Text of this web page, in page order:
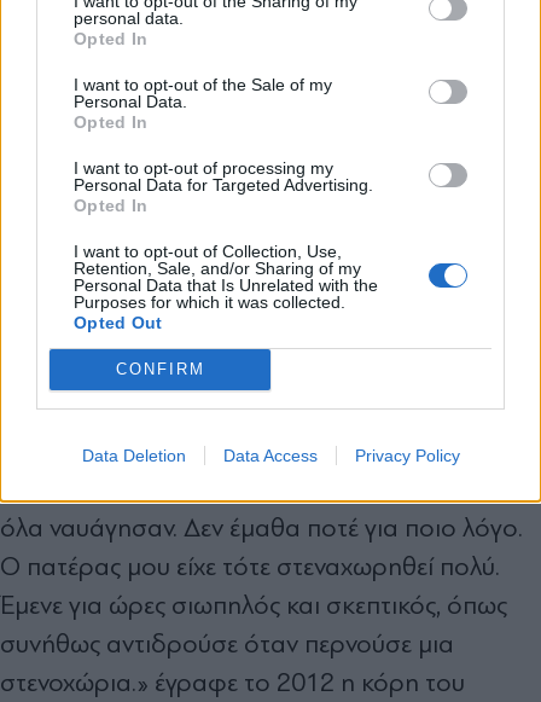
personal data.
Opted In
I want to opt-out of the Sale of my
Personal Data.
Opted In
I want to opt-out of processing my
Personal Data for Targeted Advertising.
Opted In
I want to opt-out of Collection, Use,
Retention, Sale, and/or Sharing of my
Personal Data that Is Unrelated with the
Purposes for which it was collected.
Opted Out
CONFIRM
Data Deletion Data Access Privacy Policy
Κόρινθο έλαβε «Τιμητική Μνεία για τη Μουσική
σε Ταινία Τεκμηρίωσης».
Ένα όνειρο ζωής γίνεται έργο μνήμης
«Τη δεκαετία του ’80, το χρονικό Μαουτχάουζεν
είχε φτάσει μέχρι την Αμερική για να γυριστεί
ταινία. Οι παραγωγοί αλλά και ο σκηνοθέτης
είχαν ενθουσιαστεί. Το συμβόλαιο ήταν έτοιμο
όλα ναυάγησαν. Δεν έμαθα ποτέ για ποιο λόγο.
Ο πατέρας μου είχε τότε στεναχωρηθεί πολύ.
Έμενε για ώρες σιωπηλός και σκεπτικός, όπως
συνήθως αντιδρούσε όταν περνούσε μια
στενοχώρια.» έγραφε το 2012 η κόρη του
Αποδέχομαι τους
και την πολιτική απορρήτου
X